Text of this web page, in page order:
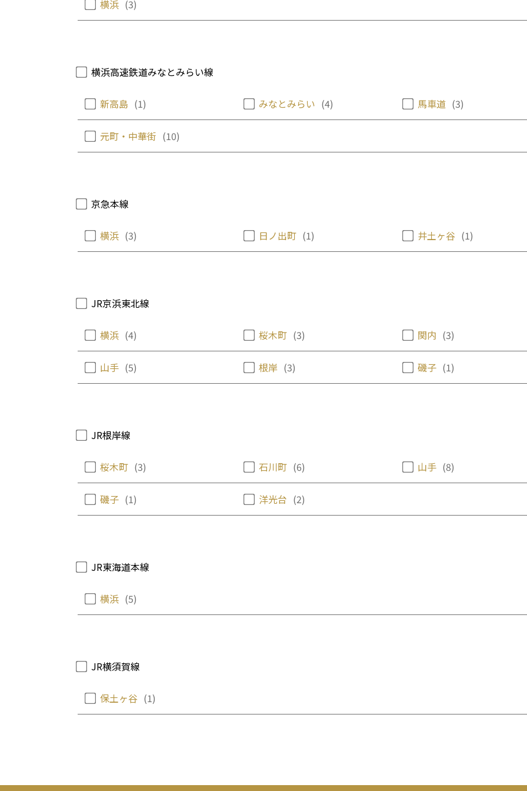
横浜 (3)
横浜高速鉄道みなとみらい線
新高島 (1) みなとみらい (4) 馬車道 (3)
元町・中華街 (10)
京急本線
横浜 (3) 日ノ出町 (1) 井土ヶ谷 (1)
JR京浜東北線
横浜 (4) 桜木町 (3) 関内 (3)
山手 (5) 根岸 (3) 磯子 (1)
JR根岸線
桜木町 (3) 石川町 (6) 山手 (8)
磯子 (1) 洋光台 (2)
JR東海道本線
横浜 (5)
JR横須賀線
保土ヶ谷 (1)